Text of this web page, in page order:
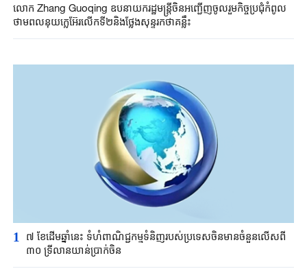
លោក Zhang Guoqing ឧបនាយករដ្ឋមន្រ្តីចិនអញ្ជើញចូលរួមកិច្ចប្រជុំកំពូល
ថាមពលនុយក្លេអ៊ែរលើកទី២និងថ្លែងសុន្ទរកថាគន្លឹះ
1
៧ ខែដើមឆ្នាំនេះ ទំហំពាណិជ្ជកម្មទំនិញរបស់ប្រទេសចិនមានចំនួនលើសពី
៣០ ទ្រីលានយាន់ប្រាក់ចិន